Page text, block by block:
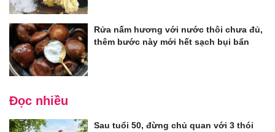
Rửa nấm hương với nước thôi chưa đủ,
thêm bước này mới hết sạch bụi bẩn
Đọc nhiều
Sau tuổi 50, đừng chủ quan với 3 thói